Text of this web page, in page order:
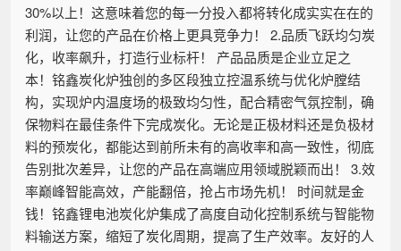
30%以上！这意味着您的每一分投入都将转化成实实在在的
利润，让您的产品在价格上更具竞争力！ 2.品质飞跃均匀炭
化，收率飙升，打造行业标杆！ 产品品质是企业立足之
本！铭鑫炭化炉独创的多区段独立控温系统与优化炉膛结
构，实现炉内温度场的极致均匀性，配合精密气氛控制，确
保物料在最佳条件下完成炭化。无论是正极材料还是负极材
料的预炭化，都能达到前所未有的高收率和高一致性，彻底
告别批次差异，让您的产品在高端应用领域脱颖而出！ 3.效
率巅峰智能高效，产能翻倍，抢占市场先机！ 时间就是金
钱！铭鑫锂电池炭化炉集成了高度自动化控制系统与智能物
料输送方案，缩短了炭化周期，提高了生产效率。友好的人